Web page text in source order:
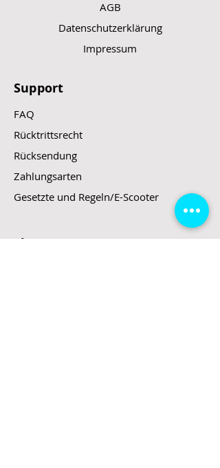
AGB
Datenschutzerklärung
Impressum
Support
FAQ
Rücktrittsrecht
Rücksendung
Zahlungsarten
Gesetzte und Regeln/E-Scooter
Shop